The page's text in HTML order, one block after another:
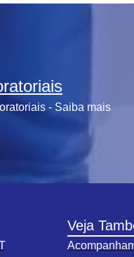
- Saiba mais
Veja